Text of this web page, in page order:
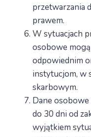
przetwarzania
prawem.
W sytuacjach
osobowe
odpowiednim
instytucjom, w
skarbowym.
Dane
do 30 dni od
wyjątkiem